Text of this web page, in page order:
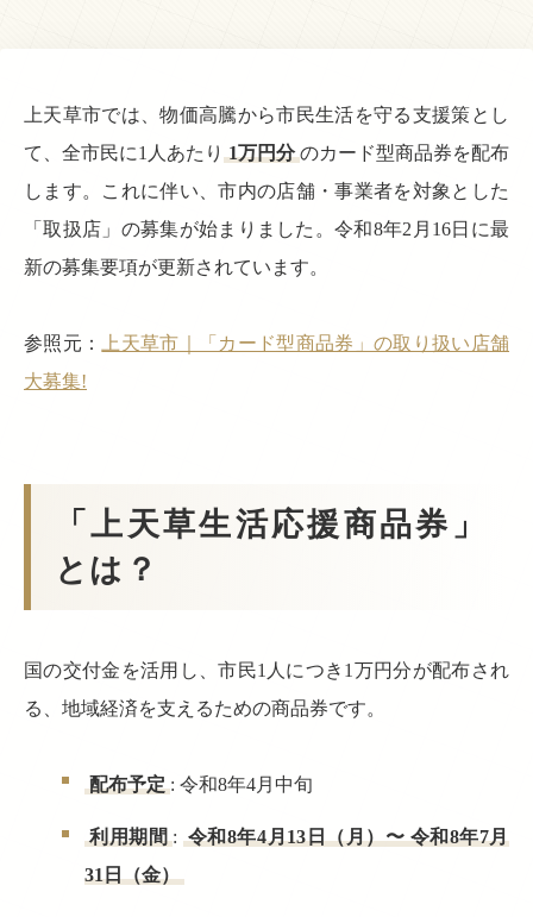
上天草市では、物価高騰から市民生活を守る支援策とし
て、全市民に1人あたり 1万円分 のカード型商品券を配布
します。これに伴い、市内の店舗・事業者を対象とした
「取扱店」の募集が始まりました。令和8年2月16日に最
新の募集要項が更新されています。
参照元：
上天草市｜「カード型商品券」の取り扱い店舗
大募集!
「上天草生活応援商品券」
とは？
国の交付金を活用し、市民1人につき1万円分が配布され
る、地域経済を支えるための商品券です。
配布予定 : 令和8年4月中旬
利用期間 : 令和8年4月13日（月）〜 令和8年7月
31日（金）